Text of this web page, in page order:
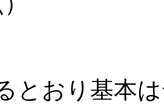
とおり基本